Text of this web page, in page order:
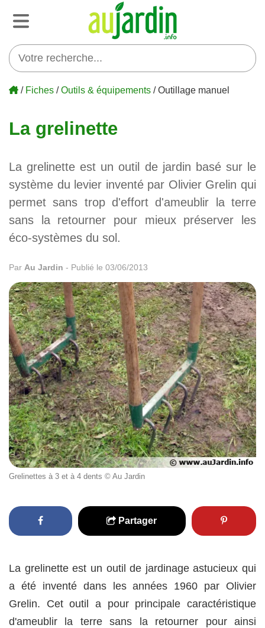
/ Fiches /Outils & équipements / Outillage manuel
La grelinette
La grelinette est un outil de jardin basé sur le
système du levier inventé par Olivier Grelin qui
permet sans trop d'effort d'ameublir la terre
sans la retourner pour mieux préserver les
éco-systèmes du sol.
Par Au Jardin - Publié le 03/06/2013
Grelinettes à 3 et à 4 dents © Au Jardin
Partager
La grelinette est un outil de jardinage astucieux qui
a été inventé dans les années 1960 par Olivier
Grelin. Cet outil a pour principale caractéristique
d'ameublir la terre sans la retourner pour ainsi